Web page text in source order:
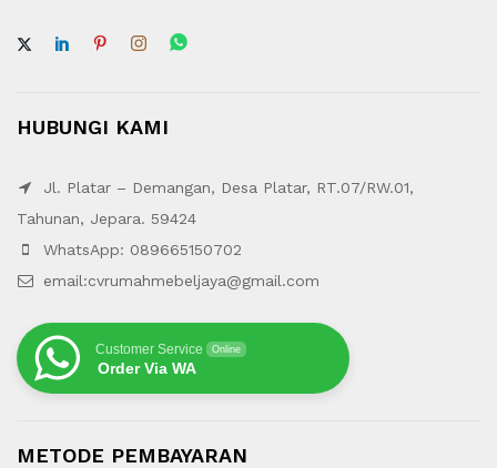
HUBUNGI KAMI
Jl. Platar – Demangan, Desa Platar, RT.07/RW.01,
Tahunan, Jepara. 59424
WhatsApp: 089665150702
email:cvrumahmebeljaya@gmail.com
Customer Service Online
Order Via WA
METODE PEMBAYARAN